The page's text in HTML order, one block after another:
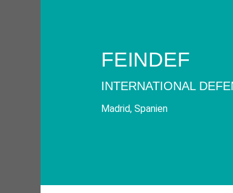
FEINDEF
INTERNATIONAL
Madrid, Spanien